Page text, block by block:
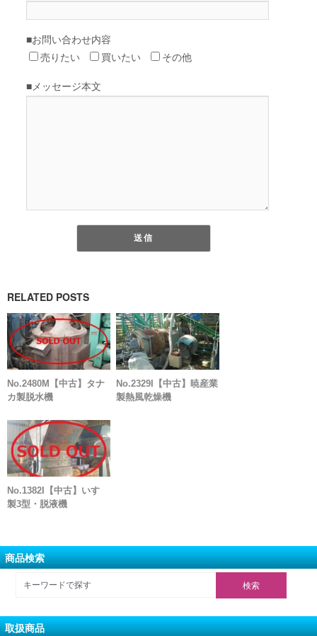
RELATED POSTS
No.2480M【中古】タナ
カ製脱水機
No.2329I【中古】暁産業
製熱風乾燥機
No.1382I【中古】いすゞ
製3型・脱液機
商品検索
取扱商品